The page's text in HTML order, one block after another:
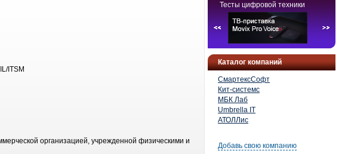
Тесты цифровой техники
Каталог компаний
СмартексСофт
Кит-системс
МБК Лаб
Umbrella IT
АТОЛЛис
Добавь свою компанию
ITSM
организацией, учрежденной физическими и